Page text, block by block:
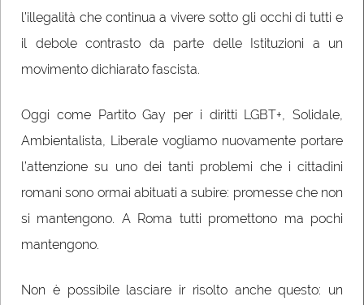
l’illegalità che continua a vivere sotto gli occhi di tutti e
il debole contrasto da parte delle Istituzioni a un
movimento dichiarato fascista.
Oggi come Partito Gay per i diritti LGBT+, Solidale,
Ambientalista, Liberale vogliamo nuovamente portare
l’attenzione su uno dei tanti problemi che i cittadini
romani sono ormai abituati a subire: promesse che non
si mantengono. A Roma tutti promettono ma pochi
mantengono.
Non è possibile lasciare ir risolto anche questo: un